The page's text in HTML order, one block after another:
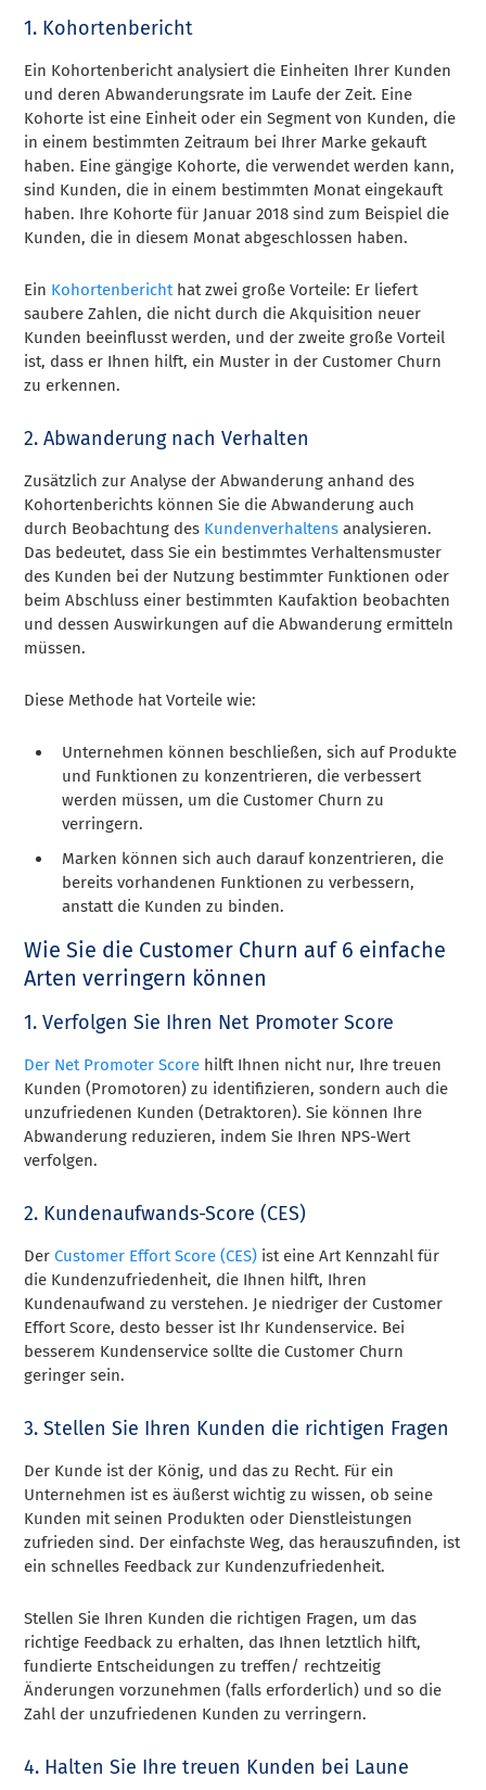
1. Kohortenbericht
Ein Kohortenbericht analysiert die Einheiten Ihrer Kunden
und deren Abwanderungsrate im Laufe der Zeit. Eine
Kohorte ist eine Einheit oder ein Segment von Kunden, die
in einem bestimmten Zeitraum bei Ihrer Marke gekauft
haben. Eine gängige Kohorte, die verwendet werden kann,
sind Kunden, die in einem bestimmten Monat eingekauft
haben. Ihre Kohorte für Januar 2018 sind zum Beispiel die
Kunden, die in diesem Monat abgeschlossen haben.
Ein Kohortenberichthat zwei große Vorteile: Er liefert
saubere Zahlen, die nicht durch die Akquisition neuer
Kunden beeinflusst werden, und der zweite große Vorteil
ist, dass er Ihnen hilft, ein Muster in der Customer Churn
zu erkennen.
2. Abwanderung nach Verhalten
Zusätzlich zur Analyse der Abwanderung anhand des
Kohortenberichts können Sie die Abwanderung auch
durch Beobachtung des Kundenverhaltens analysieren.
Das bedeutet, dass Sie ein bestimmtes Verhaltensmuster
des Kunden bei der Nutzung bestimmter Funktionen oder
beim Abschluss einer bestimmten Kaufaktion beobachten
und dessen Auswirkungen auf die Abwanderung ermitteln
müssen.
Diese Methode hat Vorteile wie:
Unternehmen können beschließen, sich auf Produkte
und Funktionen zu konzentrieren, die verbessert
werden müssen, um die Customer Churn zu
verringern.
Marken können sich auch darauf konzentrieren, die
bereits vorhandenen Funktionen zu verbessern,
anstatt die Kunden zu binden.
Wie Sie die Customer Churn auf 6 einfache
Arten verringern können
1. Verfolgen Sie Ihren Net Promoter Score
Der Net Promoter Score hilft Ihnen nicht nur, Ihre treuen
Kunden (Promotoren) zu identifizieren, sondern auch die
unzufriedenen Kunden (Detraktoren). Sie können Ihre
Abwanderung reduzieren, indem Sie Ihren NPS-Wert
verfolgen.
2. Kundenaufwands-Score (CES)
DerCustomer Effort Score (CES) ist eine Art Kennzahl für
die Kundenzufriedenheit, die Ihnen hilft, Ihren
Kundenaufwand zu verstehen. Je niedriger der Customer
Effort Score, desto besser ist Ihr Kundenservice. Bei
besserem Kundenservice sollte die Customer Churn
geringer sein.
3. Stellen Sie Ihren Kunden die richtigen Fragen
Der Kunde ist der König, und das zu Recht. Für ein
Unternehmen ist es äußerst wichtig zu wissen, ob seine
Kunden mit seinen Produkten oder Dienstleistungen
zufrieden sind. Der einfachste Weg, das herauszufinden, ist
ein schnelles Feedback zur Kundenzufriedenheit.
Stellen Sie Ihren Kunden die richtigen Fragen, um das
richtige Feedback zu erhalten, das Ihnen letztlich hilft,
fundierte Entscheidungen zu treffen/ rechtzeitig
Änderungen vorzunehmen (falls erforderlich) und so die
Zahl der unzufriedenen Kunden zu verringern.
4. Halten Sie Ihre treuen Kunden bei Laune